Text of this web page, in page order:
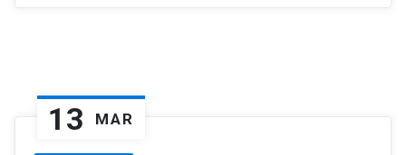
13 MAR